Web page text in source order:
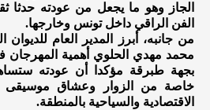
الجاز وهو ما يجعل من عودته حدثا
الفن الراقي داخل تونس وخارجها.
من جانبه، أبرز المدير العام
محمد مهدي الحلوي أهمية المهرجان
بجهة طبرقة مؤكدا أن عودته
خاصة من الزوار وعشاق موسيقى
الاقتصادية والسياحية بالمنطقة.